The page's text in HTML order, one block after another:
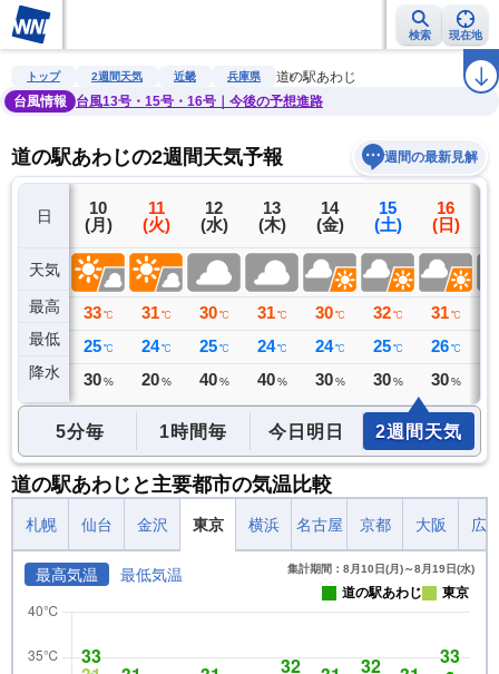
検索 現在地
雨雲レーダー 台風情報 地震情報 警報・注意報 ラ
トップ 2週間天気 近畿 兵庫県
道の駅あわじ
台風情報
台風13号・15号・16号｜今後の予想進路
道の駅あわじの2週間天気予報 週間の最新見解
日
天気
最高
最低
降水
9
(日)
28 ℃
27 ℃
0 ミリ
10
(月)
33 ℃
25 ℃
30 %
11
(火)
31 ℃
24 ℃
20 %
12
(水)
30 ℃
25 ℃
40 %
13
(木)
31 ℃
24 ℃
40 %
14
(金)
30 ℃
24 ℃
30 %
15
(土)
32 ℃
25 ℃
30 %
16
(日)
31 ℃
26 ℃
30 %
5分毎 1時間毎 今日明日 2週間天気
道の駅あわじと主要都市の気温比較
札幌 仙台 金沢 東京 横浜 名古屋 京都 大阪 広
最高気温 最低気温 集計期間：8月10日(月)～8月19日(水)
道の駅あわじ 東京